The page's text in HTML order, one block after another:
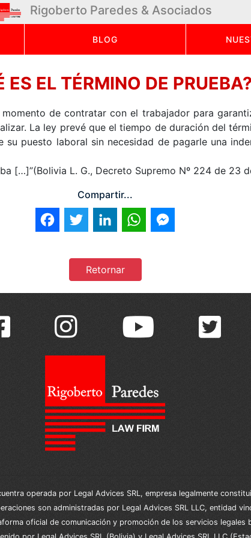
Rigoberto Paredes & Asociados
BLOG
ES EL TÉRMINO DE PRUEBA?
de contratar con el trabajador para
La ley prevé que el tiempo de duración del
puesto laboral sin necesidad de pagarle una
[…]”(Bolivia L. G., Decreto Supremo Nº 224 de 23
Compartir...
FacebookTwitter LinkedIn WhatsApp
Retornar
operada por Legal Advices SRL, empresa legalmente
son administradas por Legal Advices SRL LLC, entidad
oficial de comunicación y promoción de los servicios legales